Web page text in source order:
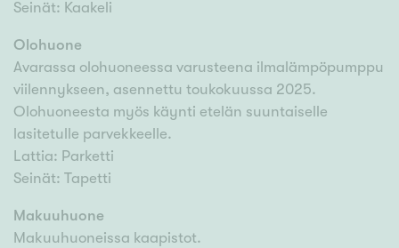
Seinät: Kaakeli
Olohuone
Avarassa olohuoneessa varusteena ilmalämpöpumppu
viilennykseen, asennettu toukokuussa 2025.
Olohuoneesta myös käynti etelän suuntaiselle
lasitetulle parvekkeelle.
Lattia: Parketti
Seinät: Tapetti
Makuuhuone
Makuuhuoneissa kaapistot.